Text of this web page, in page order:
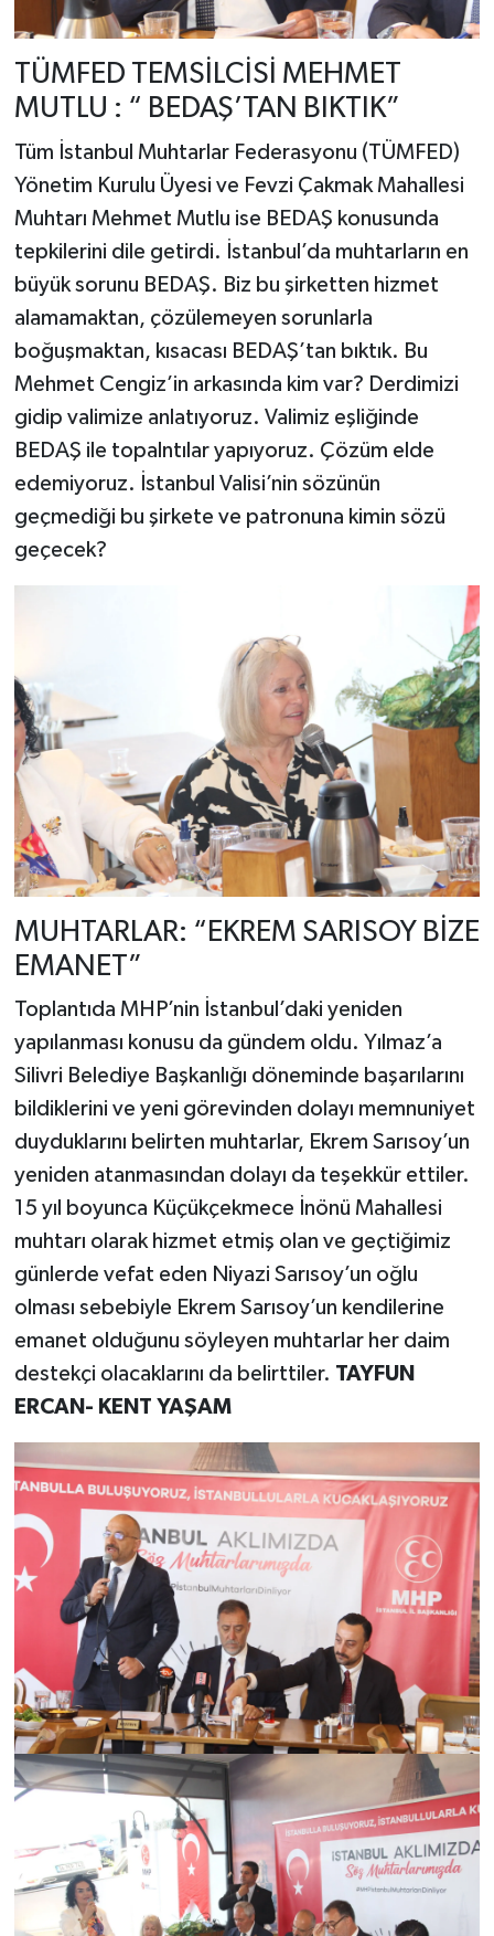
TÜMFED TEMSİLCİSİ MEHMET
MUTLU : “ BEDAŞ’TAN BIKTIK”
Tüm İstanbul Muhtarlar Federasyonu (TÜMFED)
Yönetim Kurulu Üyesi ve Fevzi Çakmak Mahallesi
Muhtarı Mehmet Mutlu ise BEDAŞ konusunda
tepkilerini dile getirdi. İstanbul’da muhtarların en
büyük sorunu BEDAŞ. Biz bu şirketten hizmet
alamamaktan, çözülemeyen sorunlarla
boğuşmaktan, kısacası BEDAŞ’tan bıktık. Bu
Mehmet Cengiz’in arkasında kim var? Derdimizi
gidip valimize anlatıyoruz. Valimiz eşliğinde
BEDAŞ ile topalntılar yapıyoruz. Çözüm elde
edemiyoruz. İstanbul Valisi’nin sözünün
geçmediği bu şirkete ve patronuna kimin sözü
geçecek?
MUHTARLAR: “EKREM SARISOY BİZE
EMANET”
Toplantıda MHP’nin İstanbul’daki yeniden
yapılanması konusu da gündem oldu. Yılmaz’a
Silivri Belediye Başkanlığı döneminde başarılarını
bildiklerini ve yeni görevinden dolayı memnuniyet
duyduklarını belirten muhtarlar, Ekrem Sarısoy’un
yeniden atanmasından dolayı da teşekkür ettiler.
15 yıl boyunca Küçükçekmece İnönü Mahallesi
muhtarı olarak hizmet etmiş olan ve geçtiğimiz
günlerde vefat eden Niyazi Sarısoy’un oğlu
olması sebebiyle Ekrem Sarısoy’un kendilerine
emanet olduğunu söyleyen muhtarlar her daim
destekçi olacaklarını da belirttiler. TAYFUN
ERCAN- KENT YAŞAM